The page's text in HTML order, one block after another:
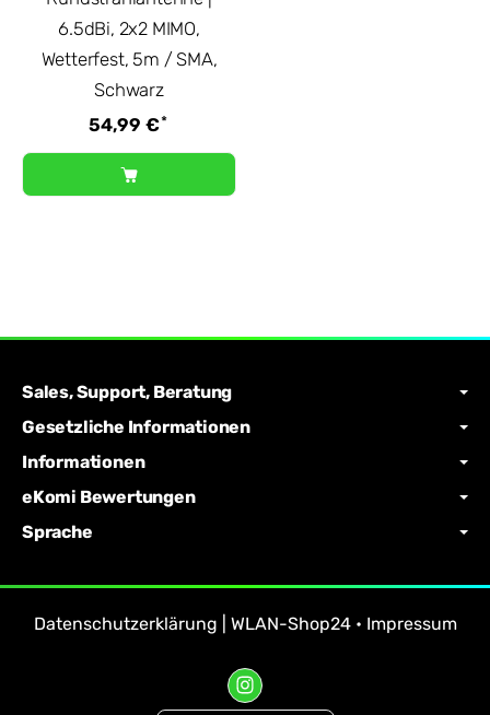
6.5dBi, 2x2 MIMO,
Wetterfest, 5m / SMA,
Schwarz
54,99 €*
Sales, Support, Beratung
Gesetzliche Informationen
Informationen
eKomi Bewertungen
Sprache
Datenschutzerklärung | WLAN-Shop24 • Impressum